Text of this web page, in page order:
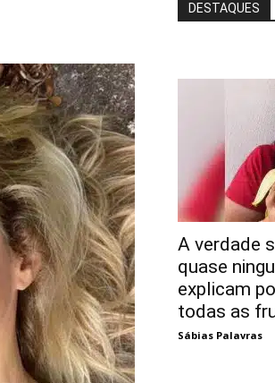
DESTAQUES
A verdade
quase
explicam
todas as
Sábias Palavras